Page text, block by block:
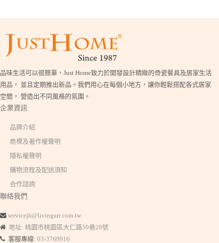
品味生活可以很簡單，Just Home致力於開發設計精緻的骨瓷餐具及居家生活
用品， 並且定期推出新品。我們用心在每個小地方，讓你輕鬆搭配各式居家
空間， 營造出不同風格的氛圍。
企業資訊
品牌介紹
商標及著作權聲明
隱私權聲明
購物流程及配送須知
合作諮詢
聯絡我們
servicejh@livingart.com.tw
地址: 桃園市桃園區大仁路50巷28號
客服專線: 03-3769916